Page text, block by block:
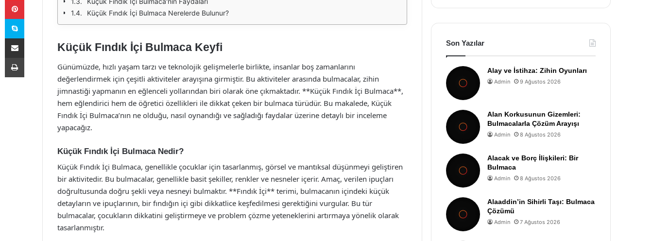
Küçük Fındık İçi Bulmaca Nerelerde Bulunur?
Küçük Fındık İçi Bulmaca Keyfi
Günümüzde, hızlı yaşam tarzı ve teknolojik gelişmelerle birlikte, insanlar boş zamanlarını
değerlendirmek için çeşitli aktiviteler arayışına girmiştir. Bu aktiviteler arasında bulmacalar, zihin
jimnastiği yapmanın en eğlenceli yollarından biri olarak öne çıkmaktadır. **Küçük Fındık İçi Bulmaca**,
hem eğlendirici hem de öğretici özellikleri ile dikkat çeken bir bulmaca türüdür. Bu makalede, Küçük
Fındık İçi Bulmaca’nın ne olduğu, nasıl oynandığı ve sağladığı faydalar üzerine detaylı bir inceleme
yapacağız.
Küçük Fındık İçi Bulmaca Nedir?
Küçük Fındık İçi Bulmaca, genellikle çocuklar için tasarlanmış, görsel ve mantıksal düşünmeyi geliştiren
bir aktivitedir. Bu bulmacalar, genellikle basit şekiller, renkler ve nesneler içerir. Amaç, verilen ipuçları
doğrultusunda doğru şekli veya nesneyi bulmaktır. **Fındık İçi** terimi, bulmacanın içindeki küçük
detayların ve ipuçlarının, bir fındığın içi gibi dikkatlice keşfedilmesi gerektiğini vurgular. Bu tür
bulmacalar, çocukların dikkatini geliştirmeye ve problem çözme yeteneklerini artırmaya yönelik olarak
tasarlanmıştır.
Son Yazılar
Alay ve İstihza: Zihin Oyunları
Admin 9 Ağustos 2026
Alan Korkusunun Gizemleri:
Bulmacalarla Çözüm Arayışı
Admin 8 Ağustos 2026
Alacak ve Borç İlişkileri: Bir
Bulmaca
Admin 8 Ağustos 2026
Alaaddin’in Sihirli Taşı: Bulmaca
Çözümü
Admin 7 Ağustos 2026
Skype
E-Posta ile paylaş